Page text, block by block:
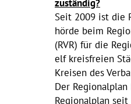
zuständig?
Seit 2009 ist die
hörde beim
(RVR) für die
elf kreis­freien
Kreisen des
Der
Regio­nal­plan